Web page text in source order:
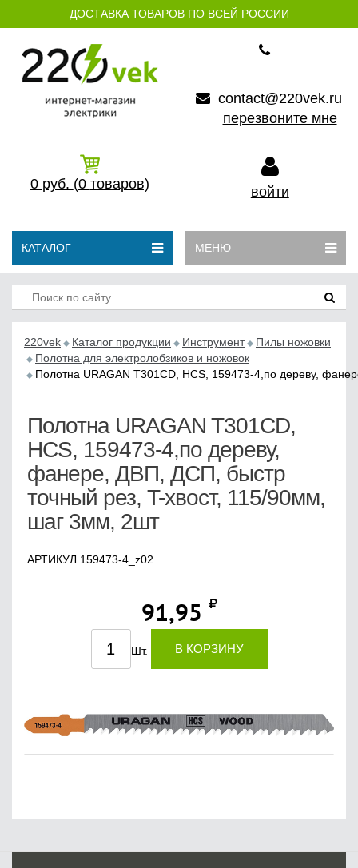
ДОСТАВКА ТОВАРОВ ПО ВСЕЙ РОССИИ
contact@220vek.ru
перезвоните мне
0 руб. (0 товаров) войти
КАТАЛОГ МЕНЮ
220vek Каталог продукции Инструмент
Пилы ножовки
Полотна для электролобзиков и ножовок
Полотна URAGAN T301CD, HCS, 159473-4,по дереву,
Полотна URAGAN T301CD,
HCS, 159473-4,по дереву,
фанере, ДВП, ДСП, быстр
точный рез, T-хвост, 115/90мм,
шаг 3мм, 2шт
АРТИКУЛ 159473-4_z02
91,95
Шт. В КОРЗИНУ